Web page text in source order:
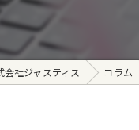
社ジャスティス コラム